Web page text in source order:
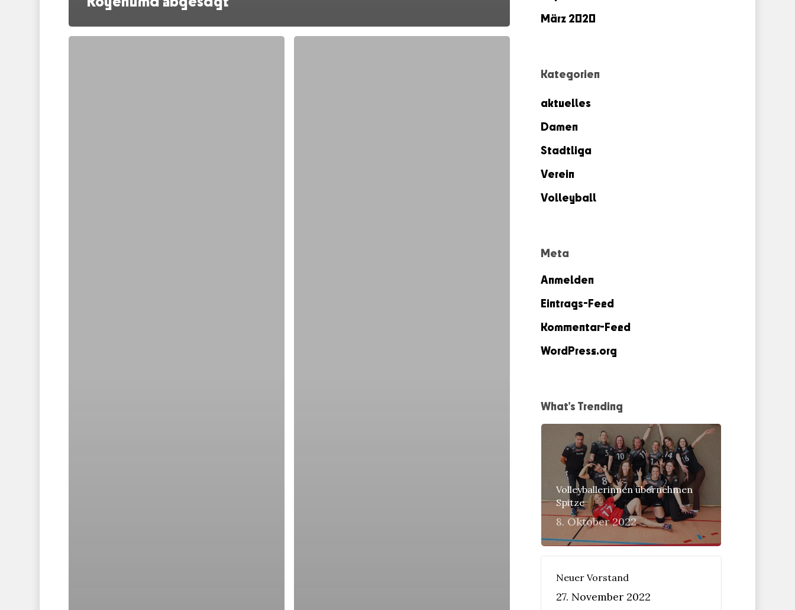
März 2020
Kategorien
aktuelles
Damen
Stadtliga
Verein
Volleyball
Meta
Anmelden
Eintrags-Feed
Kommentar-Feed
WordPress.org
What’s Trending
Volleyballerinnen übernehmen
Spitze
8. Oktober 2022
Neuer Vorstand
27. November 2022